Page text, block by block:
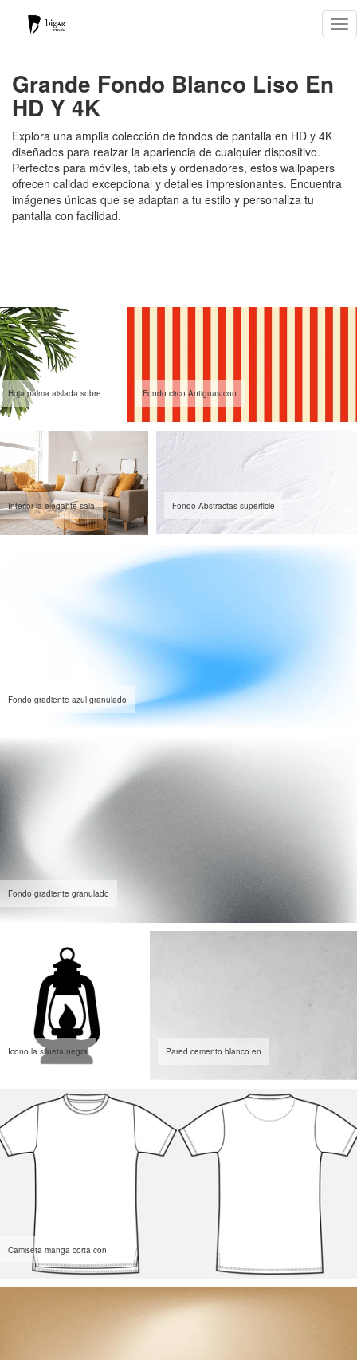
Grande Fondo Blanco Liso En
HD Y 4K
Explora una amplia colección de fondos de pantalla en HD y 4K
diseñados para realzar la apariencia de cualquier dispositivo.
Perfectos para móviles, tablets y ordenadores, estos wallpapers
ofrecen calidad excepcional y detalles impresionantes. Encuentra
imágenes únicas que se adaptan a tu estilo y personaliza tu
pantalla con facilidad.
Hoja palma aislada sobre Fondo circo Antiguas con
Interior la elegante sala Fondo Abstractas superficie
Fondo gradiente azul granulado
Fondo gradiente granulado
Icono la silueta negra Pared cemento blanco en
Camiseta manga corta con